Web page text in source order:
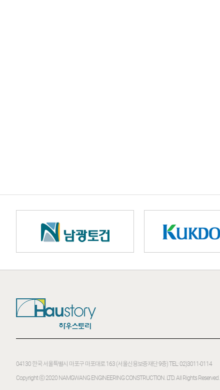
04130 한국 서울특별시 마포구 마포대로 163 (서울신용보증재단 9층)TEL: 02)3011-0114
Copyright ⓒ 2020 NAMGWANG ENGINEERING CONSTRUCTION. LTD.All Rights Reserved.